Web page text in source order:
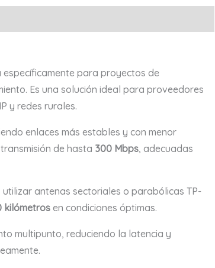
para proyectos de
Es una solución ideal para proveedores
y redes rurales.
enlaces más estables y con menor
de hasta 300 Mbps, adecuadas
antenas sectoriales o parabólicas TP-
kilómetros en condiciones óptimas.
multipunto, reduciendo la latencia y